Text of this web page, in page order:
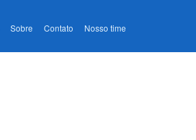
Sobre Contato Nosso time